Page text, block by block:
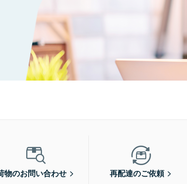
物のお問い合わせ 再配達のご依頼